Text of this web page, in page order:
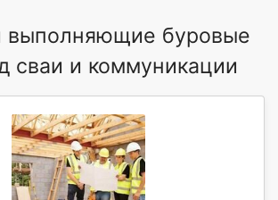
выполняющие буровые
сваи и коммуникации